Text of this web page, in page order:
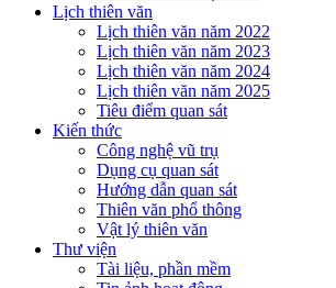
Lịch thiên văn
Lịch thiên văn năm 2022
Lịch thiên văn năm 2023
Lịch thiên văn năm 2024
Lịch thiên văn năm 2025
Tiêu điểm quan sát
Kiến thức
Công nghệ vũ trụ
Dụng cụ quan sát
Hướng dẫn quan sát
Thiên văn phổ thông
Vật lý thiên văn
Thư viện
Tài liệu, phần mềm